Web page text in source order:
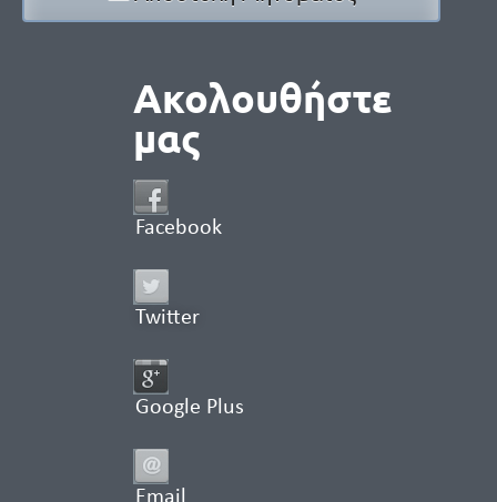
Ακολουθήστε
μας
Facebook
Twitter
Google Plus
Email